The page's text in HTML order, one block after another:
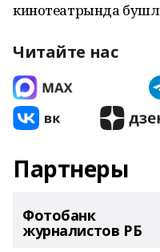
кинотеатрында
Читайте нас
Партнеры
Фотобанк
журналистов РБ